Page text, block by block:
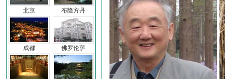
北京
成都
布隆方丹
佛罗伦萨